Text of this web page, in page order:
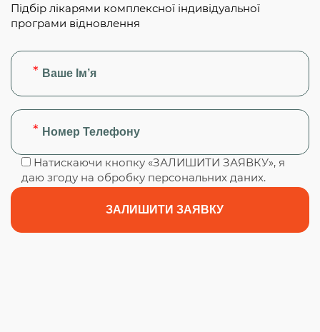
Підбір лікарями комплексної індивідуальної
програми відновлення
Натискаючи кнопку «ЗАЛИШИТИ ЗАЯВКУ», я
даю згоду на обробку персональних даних.